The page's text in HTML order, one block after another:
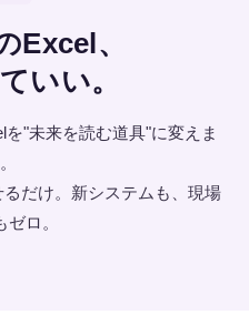
Excel、
いい。
"未来を読む道具"に変えま
だけ。新システムも、現場
ロ。